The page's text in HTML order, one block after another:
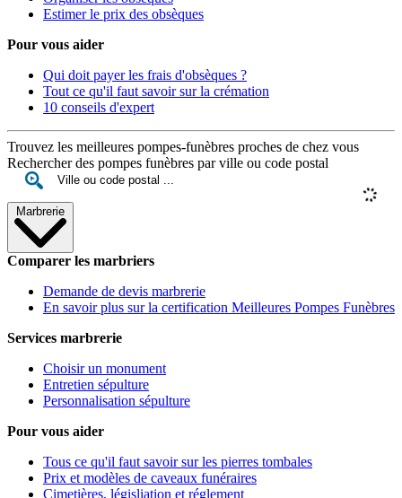
Estimer le prix des obsèques
Pour vous aider
Qui doit payer les frais d'obsèques ?
Tout ce qu'il faut savoir sur la crémation
10 conseils d'expert
Trouvez les meilleures pompes-funèbres proches de chez vous
Rechercher des pompes funèbres par ville ou code postal
Marbrerie
Comparer les marbriers
Demande de devis marbrerie
En savoir plus sur la certification Meilleures Pompes Funèbres
Services marbrerie
Choisir un monument
Entretien sépulture
Personnalisation sépulture
Pour vous aider
Tous ce qu'il faut savoir sur les pierres tombales
Prix et modèles de caveaux funéraires
Cimetières, législiation et réglement